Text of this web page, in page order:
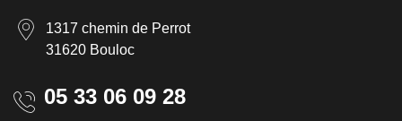
1317 chemin de Perrot
31620 Bouloc
05 33 06 09 28